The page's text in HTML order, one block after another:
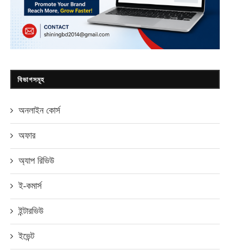
বিভাগসমূহ
অনলাইন কোর্স
অফার
অ্যাপ রিভিউ
ই-কমার্স
ইন্টারভিউ
ইভেন্ট